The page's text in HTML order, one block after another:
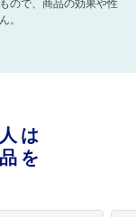
ので、商品の効果や性
。
は
を